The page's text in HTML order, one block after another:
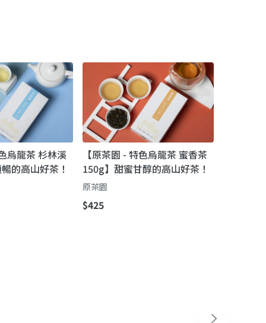
烏龍茶 杉林溪
的高山好茶！
【原茶園 - 特色烏龍茶 蜜香茶
150g】甜蜜甘醇的高山好茶！
原茶園
$425